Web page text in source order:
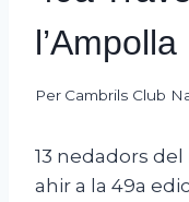
l’Ampolla
Per Cambrils Club
13 nedadors
ahir a la 49a